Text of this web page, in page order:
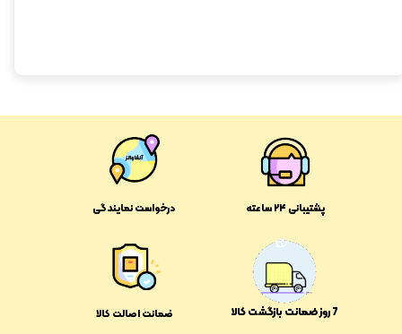
پشتیبانی ۲۴ ساعته درخواست نمایندگی
ضمانت اصالت کالا ​​7 روز ضمانت بازگشت کالا